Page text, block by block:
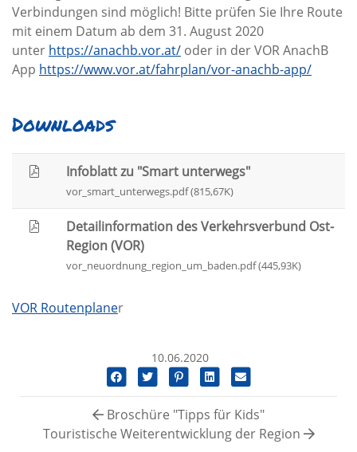
Verbindungen sind möglich! Bitte prüfen Sie Ihre Route
mit einem Datum ab dem 31. August 2020
unter https://anachb.vor.at/ oder in der VOR AnachB
App https://www.vor.at/fahrplan/vor-anachb-app/
Downloads
Infoblatt zu "Smart unterwegs"
vor_smart_unterwegs.pdf (815,67K)
Detailinformation des Verkehrsverbund Ost-
Region (VOR)
vor_neuordnung_region_um_baden.pdf (445,93K)
VOR Routenplaner
10.06.2020
Broschüre "Tipps für Kids"
Touristische Weiterentwicklung der Region